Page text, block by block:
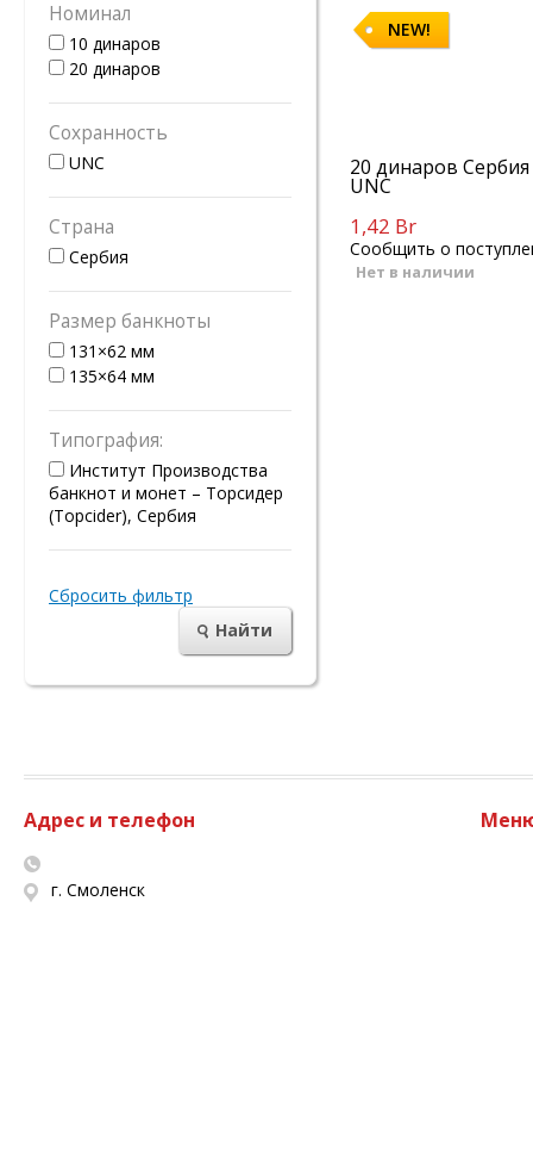
Номинал
10 динаров
20 динаров
Сохранность
UNC
Страна
Сербия
Размер банкноты
131×62 мм
135×64 мм
Типография:
Институт Производства
банкнот и монет – Торсидер
(Topcider), Сербия
Сбросить фильтр
Найти
NEW!
20 динаров Сербия
UNC
1,42 Br
Сообщить о
Нет в наличии
Адрес и телефон
г. Смоленск